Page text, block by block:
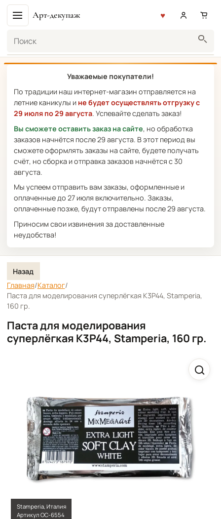
Арт-декупаж
Уважаемые покупатели!
По традиции наш интернет-магазин отправляется на
летние каникулы и не будет осуществлять отгрузку с
29 июля по 29 августа. Успевайте сделать заказ!
Вы сможете оставить заказ на сайте, но обработка
заказов начнётся после 29 августа. В этот период вы
сможете оформлять заказы на сайте, будете получать
счёт, но сборка и отправка заказов начнётся с 30
августа.
Мы успеем отправить вам заказы, оформленные и
оплаченные до 27 июля включительно. Заказы,
оплаченные позже, будут отправлены после 29 августа.
Приносим свои извинения за доставленные
неудобства!
Назад
Главная/Каталог/
Паста для моделирования суперлёгкая K3P44, Stamperia,
160 гр.
Паста для моделирования
суперлёгкая K3P44, Stamperia, 160 гр.
Stamperia, Италия
Артикул OC-6554